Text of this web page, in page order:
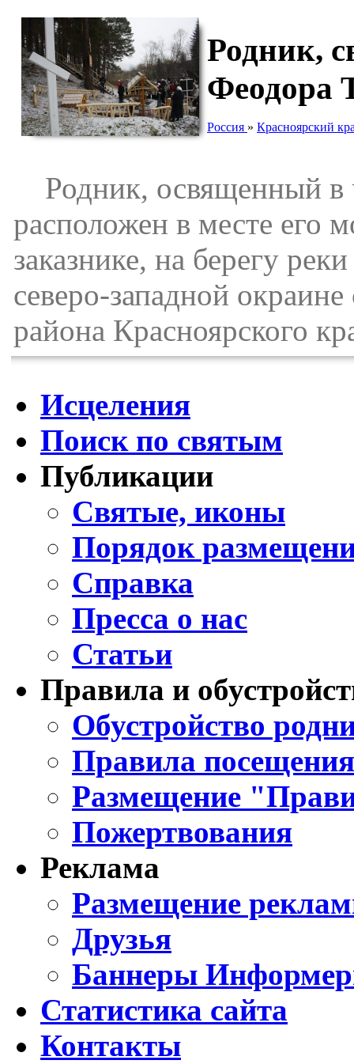
Родник,
Феодора
Россия » Красноярский
Родник, освященный в
расположен в месте его
заказнике, на берегу
северо-западной
района Красноярского
Исцеления
Поиск по святым
Публикации
Святые, иконы
Порядок
Справка
Пресса о нас
Статьи
Правила и
Обустройство
Правила
Размещение
Пожертвования
Реклама
Размещение
Друзья
Баннеры
Статистика сайта
Контакты